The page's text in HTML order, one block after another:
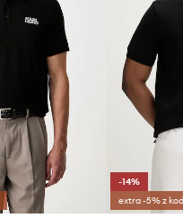
-14%
extra -5% z